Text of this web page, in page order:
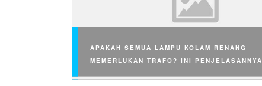
APAKAH SEMUA LAMPU KOLAM RENANG
MEMERLUKAN TRAFO? INI PENJELASANNYA